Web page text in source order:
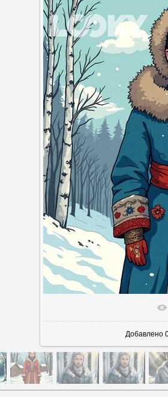
В
Добавлено